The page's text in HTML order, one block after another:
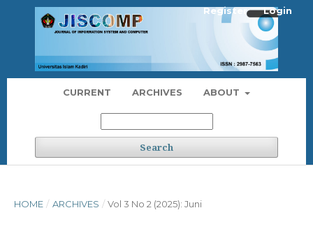
CURRENT ARCHIVES ABOUT
Search
Register Login
HOME / ARCHIVES / Vol 3 No 2 (2025): Juni